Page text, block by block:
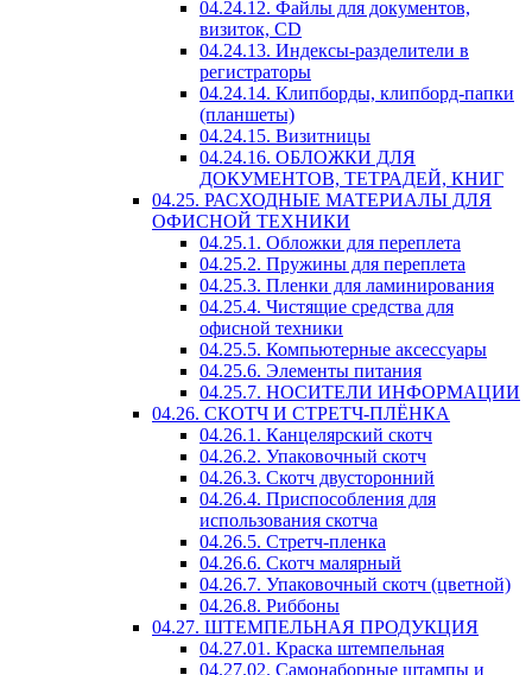
04.24.12. Файлы для документов,
визиток, CD
04.24.13. Индексы-разделители в
регистраторы
04.24.14. Клипборды, клипборд-папки
(планшеты)
04.24.15. Визитницы
04.24.16. ОБЛОЖКИ ДЛЯ
ДОКУМЕНТОВ, ТЕТРАДЕЙ, КНИГ
04.25. РАСХОДНЫЕ МАТЕРИАЛЫ ДЛЯ
ОФИСНОЙ ТЕХНИКИ
04.25.1. Обложки для переплета
04.25.2. Пружины для переплета
04.25.3. Пленки для ламинирования
04.25.4. Чистящие средства для
офисной техники
04.25.5. Компьютерные аксессуары
04.25.6. Элементы питания
04.25.7. НОСИТЕЛИ ИНФОРМАЦИИ
04.26. СКОТЧ И СТРЕТЧ-ПЛЁНКА
04.26.1. Канцелярский скотч
04.26.2. Упаковочный скотч
04.26.3. Скотч двусторонний
04.26.4. Приспособления для
использования скотча
04.26.5. Стретч-пленка
04.26.6. Скотч малярный
04.26.7. Упаковочный скотч (цветной)
04.26.8. Риббоны
04.27. ШТЕМПЕЛЬНАЯ ПРОДУКЦИЯ
04.27.01. Краска штемпельная
04.27.02. Самонаборные штампы и